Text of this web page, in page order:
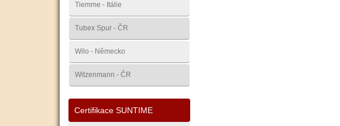
Tiemme - Itálie
Tubex Spur - ČR
Wilo - Německo
Witzenmann - ČR
Certifikace SUNTIME